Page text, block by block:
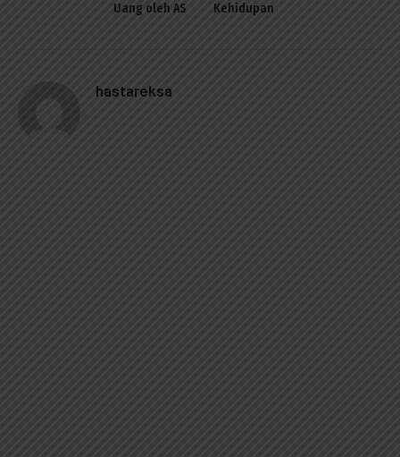
Uang oleh AS
Kehidupan
hastareksa